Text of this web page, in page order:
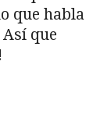
que habla
que